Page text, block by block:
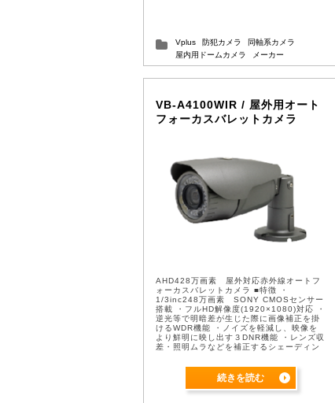
Vplus 防犯カメラ
同軸系カメラ
屋内用ドームカメラ
メーカー
VB-A4100WIR / 屋外用オート
フォーカスバレットカメラ
AHD428万画素 屋外対応赤外線オートフ
ォーカスバレットカメラ ■特徴 ・
1/3inc248万画素 SONY CMOSセンサー
搭載 ・フルHD解像度(1920×1080)対応 ・
逆光等で明暗差が生じた際に画像補正を掛
けるWDR機能 ・ノイズを軽減し、映像を
より鮮明に映し出す３DNR機能 ・レンズ収
差・照明ムラなどを補正するシェーディン
続きを読む